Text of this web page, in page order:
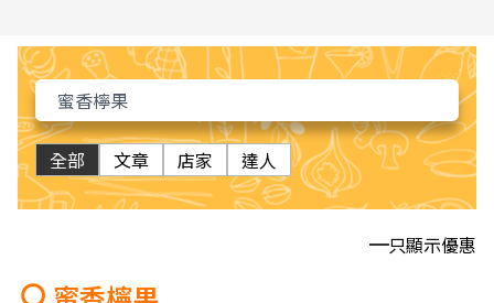
全部 文章 店家 達人
只顯示優惠